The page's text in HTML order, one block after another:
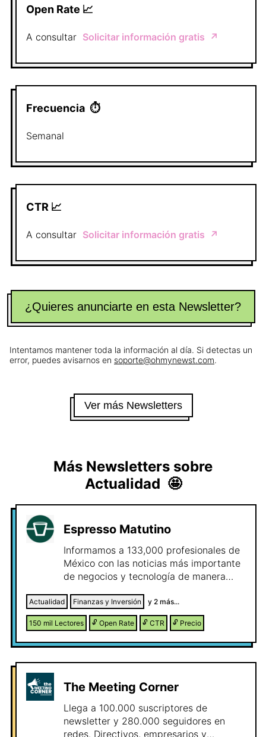
Open Rate 📈
A consultar Solicitar información gratis ↗️
Frecuencia ⏱
Semanal
CTR 📈
A consultar Solicitar información gratis ↗️
¿Quieres anunciarte en esta Newsletter?
Intentamos mantener toda la información al día. Si detectas un
error, puedes avisarnos en soporte@ohmynewst.com.
Ver más Newsletters
Más Newsletters sobre
Actualidad 🤩
Espresso Matutino
Informamos a 133,000 profesionales de
México con las noticias más importante
de negocios y tecnología de manera
Actualidad Finanzas y Inversión y 2 más...
150 mil Lectores 🔓 Open Rate 🔓 CTR 🔓 Precio
The Meeting Corner
Llega a 100.000 suscriptores de
newsletter y 280.000 seguidores en
redes. Directivos, empresarios y